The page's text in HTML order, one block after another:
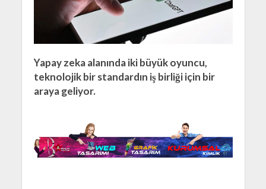
Yapay zeka alanında iki büyük oyuncu,
teknolojik bir standardın iş birliği için bir
araya geliyor.